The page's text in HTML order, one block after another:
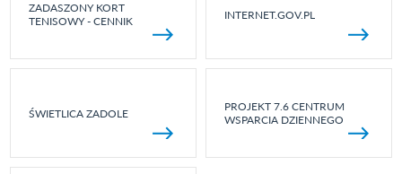
ZADASZONY KORT
TENISOWY - CENNIK
INTERNET.GOV.PL
ŚWIETLICA ZADOLE
PROJEKT 7.6 CENTRUM
WSPARCIA DZIENNEGO